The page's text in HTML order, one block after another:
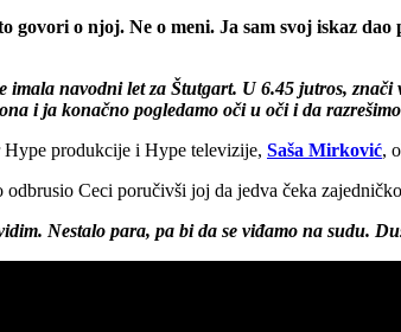
govori o njoj. Ne o meni. Ja sam svoj iskaz
imala navodni let za Štutgart. U 6.45 jutros,
i ja konačno pogledamo oči u oči i da razrešim
produkcije i Hype televizije, Saša Mirković,
odbrusio Ceci poručivši joj da jedva čeka
Nestalo para, pa bi da se viđamo na sudu.